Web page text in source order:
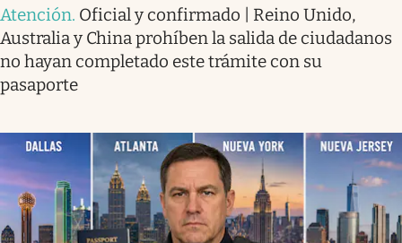
Atención. Oficial y confirmado | Reino Unido,
Australia y China prohíben la salida de ciudadanos
no hayan completado este trámite con su
pasaporte